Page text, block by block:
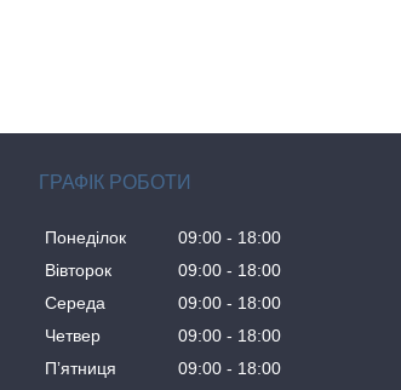
ГРАФІК РОБОТИ
Понеділок 09:00
18:00
Вівторок
09:00
18:00
Середа
09:00
18:00
Четвер
09:00
18:00
Пʼятниця
09:00
18:00